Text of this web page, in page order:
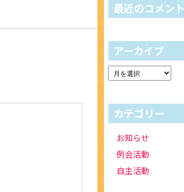
最近のコメント
アーカイブ
カテゴリー
お知らせ
例会活動
自主活動